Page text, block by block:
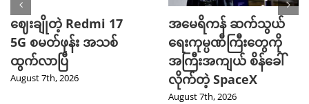
ဈေးချိုတဲ့ Redmi 17
5G စမတ်ဖုန်း အသစ်
ထွက်လာပြီ
August 7th, 2026
အမေရိကန် ဆက်သွယ်
ရေးကုမ္ပဏီကြီးတွေကို
အကြီးအကျယ် စိန်ခေါ်
လိုက်တဲ့ SpaceX
August 7th, 2026